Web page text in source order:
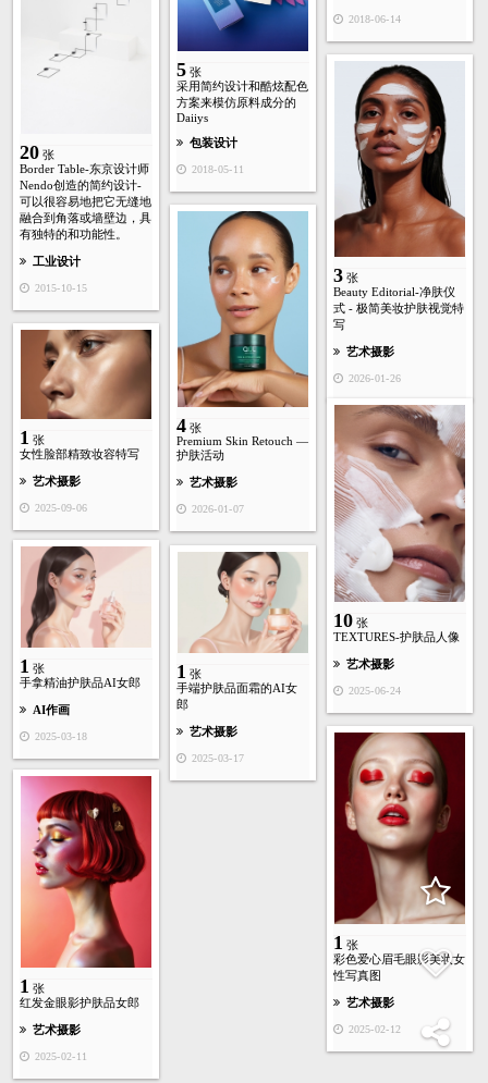
2018-06-14
5 张
采用简约设计和酷炫配色
方案来模仿原料成分的
Daiiys
包装设计
2018-05-11
20 张
Border Table-东京设计师
Nendo创造的简约设计-
可以很容易地把它无缝地
融合到角落或墙壁边，具
有独特的和功能性。
工业设计
2015-10-15
3 张
Beauty Editorial-净肤仪
式 - 极简美妆护肤视觉特
写
艺术摄影
2026-01-26
4 张
Premium Skin Retouch —
护肤活动
艺术摄影
2026-01-07
1 张
女性脸部精致妆容特写
艺术摄影
2025-09-06
10 张
TEXTURES-护肤品人像
艺术摄影
2025-06-24
1 张
手拿精油护肤品AI女郎
AI作画
2025-03-18
1 张
手端护肤品面霜的AI女
郎
艺术摄影
2025-03-17
1 张
彩色爱心眉毛眼影美妆女
性写真图
艺术摄影
2025-02-12
1 张
红发金眼影护肤品女郎
艺术摄影
2025-02-11